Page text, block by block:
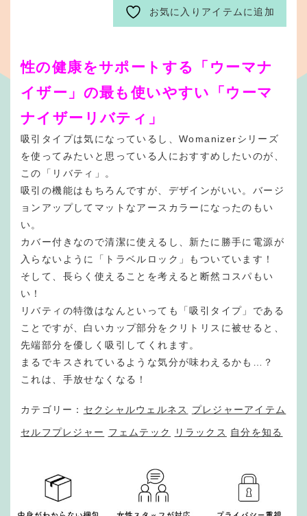
ー
リ
テ
ィ
お気に入りアイテムに追加
性の健康をサポートする「ウーマナ
イザー」の最も使いやすい「ウーマ
ナイザーリバティ」
吸引タイプは気になっているし、Womanizerシリーズ
を使ってみたいと思っている人におすすめしたいのが、
この「リバティ」。
吸引の機能はもちろんですが、デザインがいい。バージ
ョンアップしてマットなアースカラーになったのもい
い。
カバー付きなので清潔に使えるし、新たに勝手に電源が
入らないように「トラベルロック」もついています！
そして、長らく使えることを考えると断然コスパもい
い！
リバティの特徴はなんといっても「吸引タイプ」である
ことですが、白いカップ部分をクリトリスに被せると、
先端部分を優しく吸引してくれます。
まるでキスされているような気分が味わえるかも…？
これは、手放せなくなる！
カテゴリー： セクシャルウェルネス プレジャーアイテム
セルフプレジャー フェムテック リラックス 自分を知る